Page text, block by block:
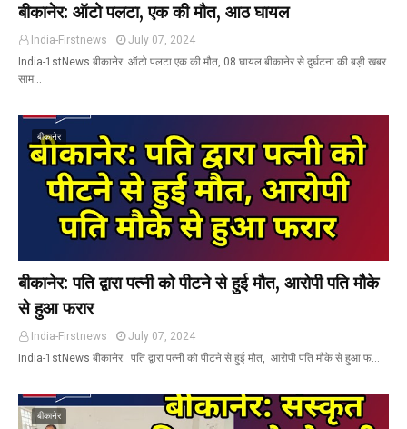
बीकानेर: ऑटो पलटा, एक की मौत, आठ घायल
India-Firstnews
July 07, 2024
India-1stNews बीकानेर: ऑटो पलटा एक की मौत, 08 घायल बीकानेर से दुर्घटना की बड़ी खबर
साम…
बीकानेर
बीकानेर: पति द्वारा पत्नी को पीटने से हुई मौत, आरोपी पति मौके
से हुआ फरार
India-Firstnews
July 07, 2024
India-1stNews बीकानेर: पति द्वारा पत्नी को पीटने से हुई मौत, आरोपी पति मौके से हुआ फ…
बीकानेर